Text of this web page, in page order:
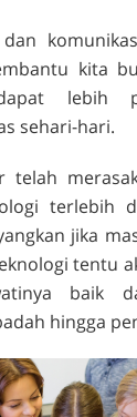
kita
lebih
sehari-hari.
telah
terlebih
jika
tentu
baik
hingga